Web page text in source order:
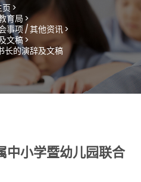
>
育局 >
事项 / 其他资讯 >
文稿 >
长的演辞及文稿
中小学暨幼儿园联合